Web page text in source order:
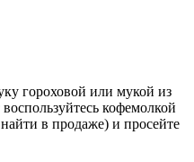
гороховой или мукой из
кофемолкой
в продаже) и просейте